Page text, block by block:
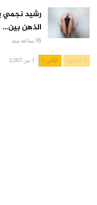
رشيد نجمي
الذهن بين…
16 ساعة منذ
السابق التالي 1 من 2,007